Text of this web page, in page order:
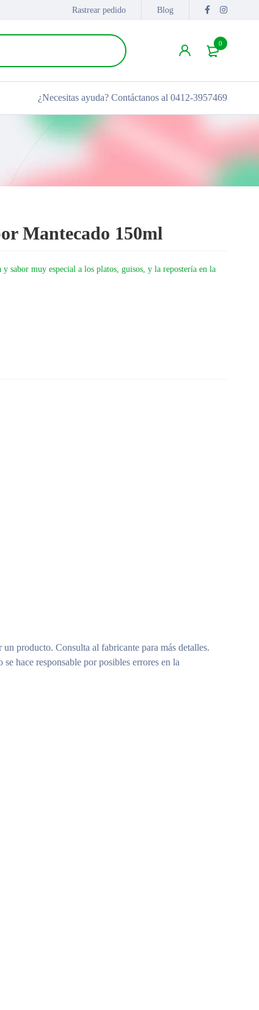
Rastrear pedido Blog
0
¿Necesitas ayuda? Contáctanos al 0412-3957469
Mantecado 150ml
sabor muy especial a los platos, guisos, y la repostería en la
producto. Consulta al fabricante para más detalles.
hace responsable por posibles errores en la